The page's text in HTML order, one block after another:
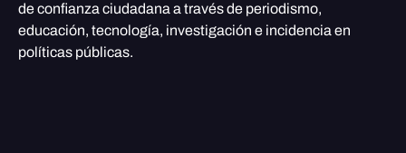
de confianza ciudadana a través de periodismo,
educación, tecnología, investigación e incidencia en
políticas públicas.